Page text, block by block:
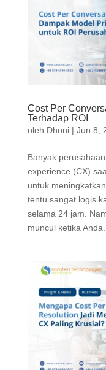
Cost Per
Terhadap ROI
oleh Dhoni| Jun 8,
Banyak
experience (CX)
untuk
tentu sangat logis
selama 24 jam.
muncul ketika Anda...